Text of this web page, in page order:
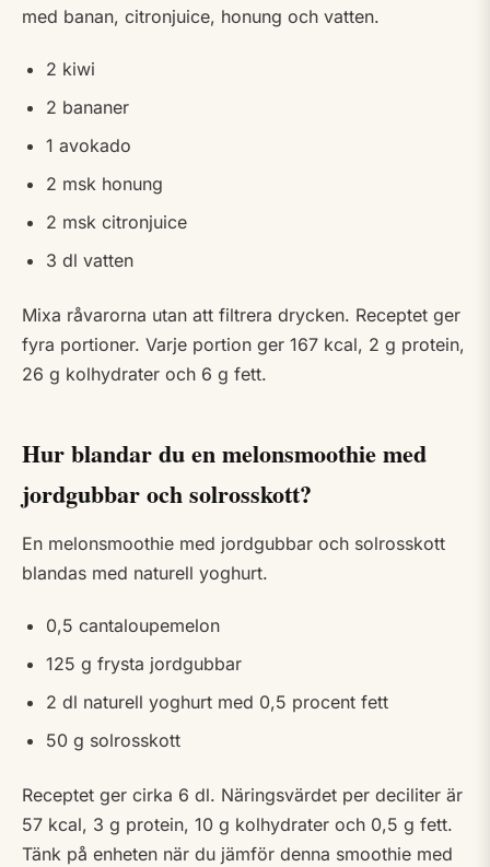
med banan, citronjuice, honung och vatten.
2 kiwi
2 bananer
1 avokado
2 msk honung
2 msk citronjuice
3 dl vatten
Mixa råvarorna utan att filtrera drycken. Receptet ger
fyra portioner. Varje portion ger 167 kcal, 2 g protein,
26 g kolhydrater och 6 g fett.
Hur blandar du en melonsmoothie med
jordgubbar och solrosskott?
En melonsmoothie med jordgubbar och solrosskott
blandas med naturell yoghurt.
0,5 cantaloupemelon
125 g frysta jordgubbar
2 dl naturell yoghurt med 0,5 procent fett
50 g solrosskott
Receptet ger cirka 6 dl. Näringsvärdet per deciliter är
57 kcal, 3 g protein, 10 g kolhydrater och 0,5 g fett.
Tänk på enheten när du jämför denna smoothie med